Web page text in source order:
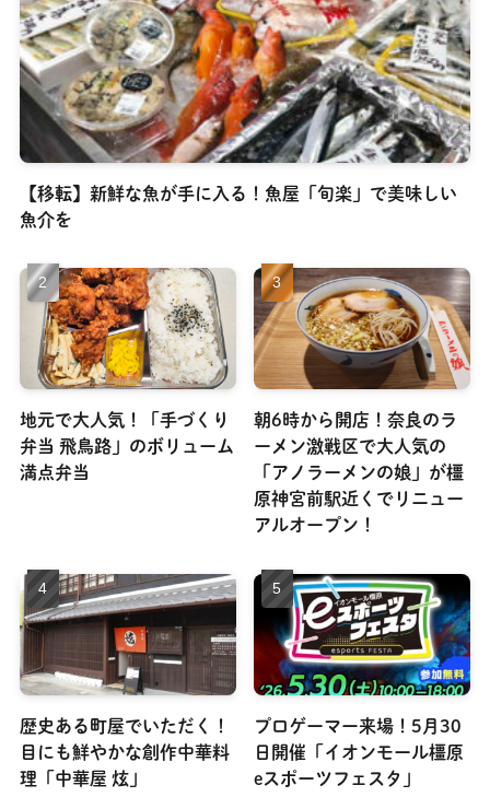
【移転】新鮮な魚が手に入る！魚屋「旬楽」で美味しい
魚介を
地元で大人気！「手づくり
弁当 飛鳥路」のボリューム
満点弁当
朝6時から開店！奈良のラ
ーメン激戦区で大人気の
「アノラーメンの娘」が橿
原神宮前駅近くでリニュー
アルオープン！
歴史ある町屋でいただく！
目にも鮮やかな創作中華料
理「中華屋 炫」
プロゲーマー来場！5月30
日開催「イオンモール橿原
eスポーツフェスタ」